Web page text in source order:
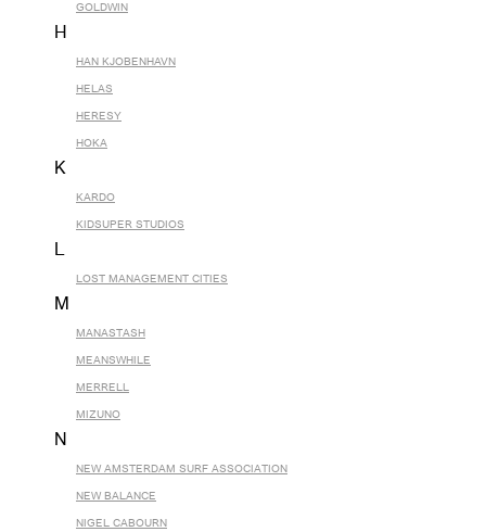
GOLDWIN
H
HAN KJOBENHAVN
HELAS
HERESY
HOKA
K
KARDO
KIDSUPER STUDIOS
L
LOST MANAGEMENT CITIES
M
MANASTASH
MEANSWHILE
MERRELL
MIZUNO
N
NEW AMSTERDAM SURF ASSOCIATION
NEW BALANCE
NIGEL CABOURN